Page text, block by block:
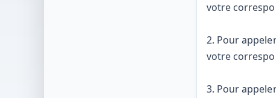
votre
2. Pour
votre
3. Pour